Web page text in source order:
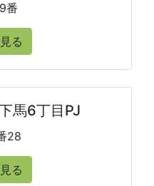
番
る
馬6丁目PJ
28
る